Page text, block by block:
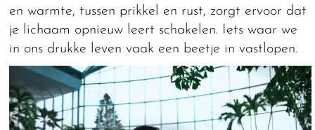
en warmte, tussen prikkel en rust, zorgt ervoor dat
je lichaam opnieuw leert schakelen. Iets waar we
in ons drukke leven vaak een beetje in vastlopen.